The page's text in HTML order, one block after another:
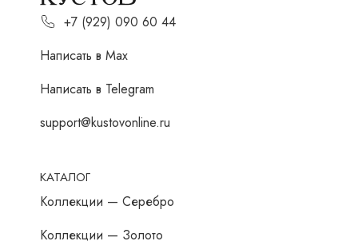
+7 (929) 090 60 44
Написать в Мах
Написать в Telegram
support@kustovonline.ru
КАТАЛОГ
Коллекции — Серебро
Коллекции — Золото